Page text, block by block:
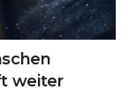
weiter